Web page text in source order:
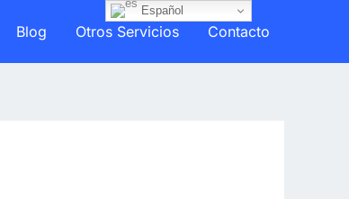
Blog Otros Servicios Contacto
Español